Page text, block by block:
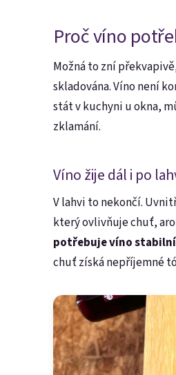
Proč víno
Možná to zní
skladována. Víno není
stát v kuchyni u okna,
zklamání.
Víno žije dál i po
V lahvi to nekončí.
který ovlivňuje chuť,
potřebuje víno
chuť získá nepříjemné